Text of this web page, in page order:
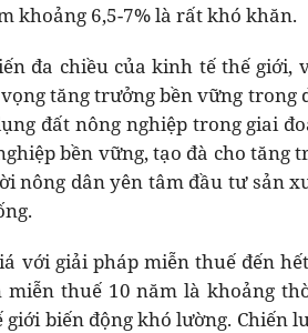
khoảng 6,5-7% là rất khó khăn.
đa chiều của kinh tế thế
tăng trưởng bền vững trong
đất nông nghiệp trong giai
bền vững, tạo đà cho tăng
nông dân yên tâm đầu tư sản
với giải pháp miễn thuế đến
miễn thuế 10 năm là khoảng
biến động khó lường. Chiến